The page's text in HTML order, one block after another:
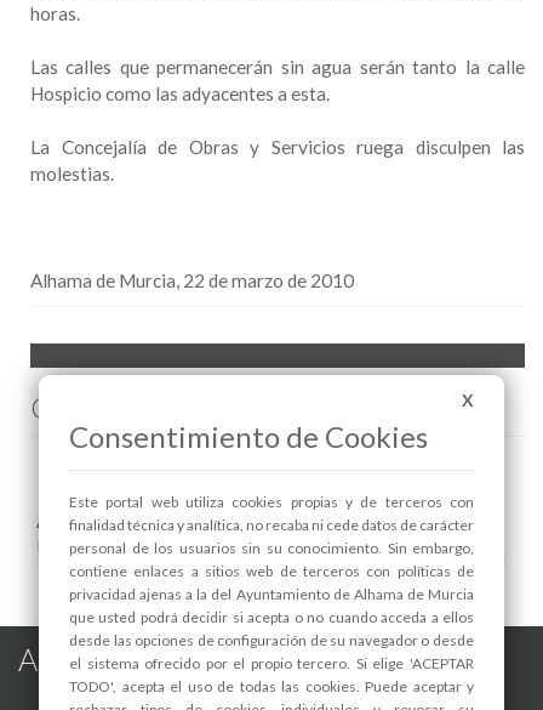
horas.
Las calles que permanecerán sin agua serán tanto la calle
Hospicio como las adyacentes a esta.
La Concejalía de Obras y Servicios ruega disculpen las
molestias.
Alhama de Murcia, 22 de marzo de 2010
Comenta esta noticia en Facebook
Areas relacionadas:
Infraestructuras y Servicios Públicos
Alhama de Murcia en las Redes
X
Consentimiento de Cookies
Este portal web utiliza cookies propias y de terceros con
finalidad técnica y analítica, no recaba ni cede datos de carácter
personal de los usuarios sin su conocimiento. Sin embargo,
contiene enlaces a sitios web de terceros con políticas de
privacidad ajenas a la del Ayuntamiento de Alhama de Murcia
que usted podrá decidir si acepta o no cuando acceda a ellos
desde las opciones de configuración de su navegador o desde
el sistema ofrecido por el propio tercero. Si elige 'ACEPTAR
TODO', acepta el uso de todas las cookies. Puede aceptar y